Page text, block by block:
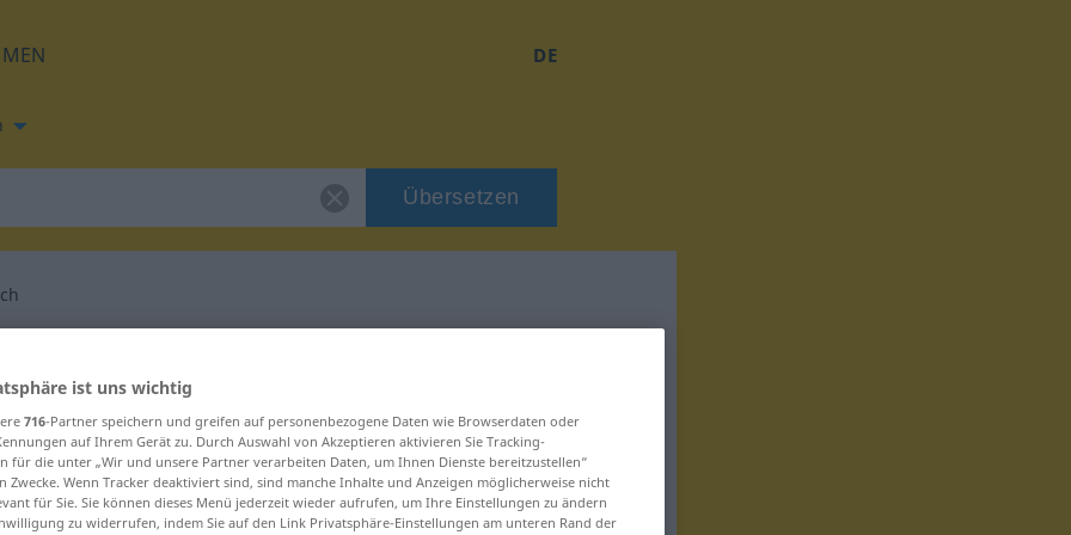
DE
Übersetzen
für "ausführlich"
ist uns wichtig
716-Partner speichern und greifen auf personenbezogene Daten wie Browserdaten oder
auf Ihrem Gerät zu. Durch Auswahl von Akzeptieren aktivieren Sie Tracking-
für die unter „Wir und unsere Partner verarbeiten Daten, um Ihnen Dienste bereitzustellen“
Zwecke. Wenn Tracker deaktiviert sind, sind manche Inhalte und Anzeigen möglicherweise nicht
für Sie. Sie können dieses Menü jederzeit wieder aufrufen, um Ihre Einstellungen zu ändern
zu widerrufen, indem Sie auf den Link Privatsphäre-Einstellungen am unteren Rand der